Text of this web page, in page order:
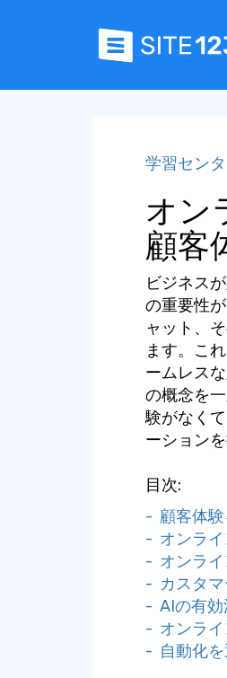
学習セン
オン
顧客
ビジネス
の重要性
ャット、
ます。こ
ームレス
の概念を
験がなく
ーション
目次:
- 顧客体験
- オンライ
- オンライ
- カスタマ
- AIの有効
- オンライ
- 自動化を